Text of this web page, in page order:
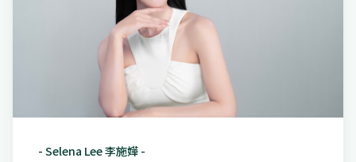
- Selena Lee 李施嬅 -